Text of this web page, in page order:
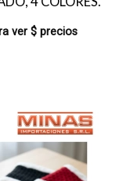
ver $ precios